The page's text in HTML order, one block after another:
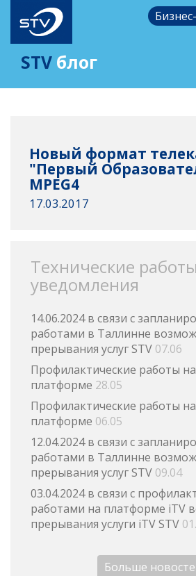
STV блог
Новый формат
"Первый
MPEG4
17.03.2017
Технические
уведомления
14.06.2024 в связи с
работами в Таллинне
прерывания услуг STV 07.06
Профилактические работы
платформе 28.05
Профилактические работы
платформе 06.05
12.04.2024 в связи с
работами в Таллинне
прерывания услуг STV 09.04
03.04.2024 в связи с
работами на платформе iTV
прерывания услуги iTV STV
Больше